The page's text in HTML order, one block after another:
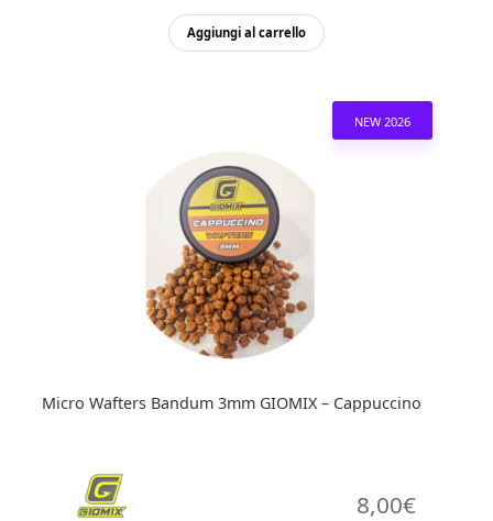
Aggiungi al carrello
NEW 2026
Micro Wafters Bandum 3mm GIOMIX – Cappuccino
8,00€